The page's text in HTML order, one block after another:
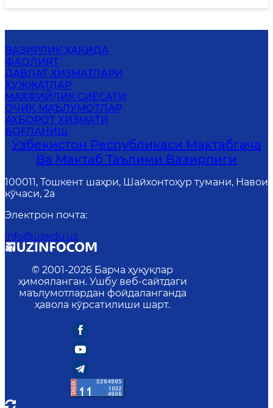
ВАЗИРЛИК ҲАҚИДА
ФАОЛИЯТ
ДАВЛАТ ХИЗМАТЛАРИ
ҲУЖЖАТЛАР
МАХФИЙЛИК СИЁСАТИ
ОЧИҚ МАЪЛУМОТЛАР
АХБОРОТ ХИЗМАТИ
БОҒЛАНИШ
Ўзбекистон Республикаси Мактабгача
Ва Мактаб Таълими Вазирлиги
100011, Тошкент шаҳри, Шайхонтоҳур тумани, Навои
кўчаси, 2а
Электрон почта:
info@uzedu.uz
© 2001-2026 Барча ҳуқуқлар
ҳимояланган. Ушбу веб-сайтдаги
маълумотлардан фойдаланганда
ҳавола кўрсатилиши шарт.